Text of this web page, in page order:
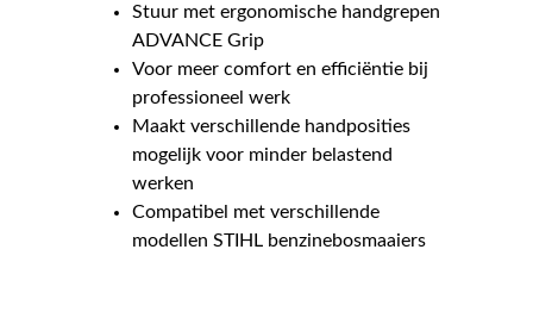
Stuur met ergonomische handgrepen
ADVANCE Grip
Voor meer comfort en efficiëntie bij
professioneel werk
Maakt verschillende handposities
mogelijk voor minder belastend
werken
Compatibel met verschillende
modellen STIHL benzinebosmaaiers